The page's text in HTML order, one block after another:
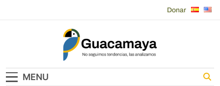
Donar
Guacamaya
MENU